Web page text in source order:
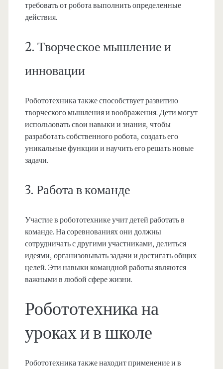
требовать от робота выполнить определенные
действия.
2. Творческое мышление и
инновации
Робототехника также способствует развитию
творческого мышления и воображения. Дети могут
использовать свои навыки и знания, чтобы
разработать собственного робота, создать его
уникальные функции и научить его решать новые
задачи.
3. Работа в команде
Участие в робототехнике учит детей работать в
команде. На соревнованиях они должны
сотрудничать с другими участниками, делиться
идеями, организовывать задачи и достигать общих
целей. Эти навыки командной работы являются
важными в любой сфере жизни.
Робототехника на
уроках и в школе
Робототехника также находит применение и в